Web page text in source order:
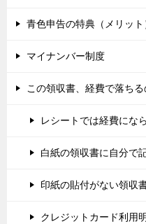
青色申告の特典（メリット
マイナンバー制度
この領収書、経費で落ちる
レシートでは経費にな
白紙の領収書に自分で
印紙の貼付がない領収
クレジットカード利用